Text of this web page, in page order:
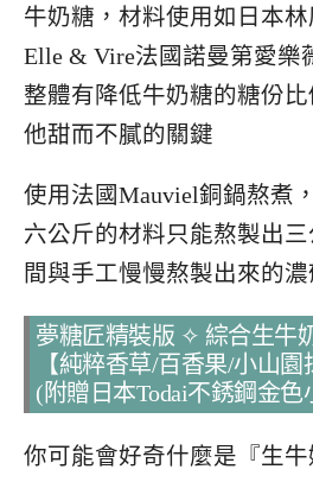
牛奶糖，材料使用如日本林
Elle & Vire法國諾曼第愛樂
整體有降低牛奶糖的糖份
他甜而不膩的關鍵
使用法國Mauviel銅鍋熬煮
六公斤的材料只能熬製出
間與手工慢慢熬製出來的濃
夢糖匠精裝版 ✧ 綜合生牛
【純粹香草/百香果/小山園
(附贈日本Todai不銹鋼金色
你可能會好奇什麼是『生